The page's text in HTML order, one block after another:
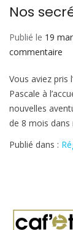
Nos
Publié le 19
commentaire
Vous aviez pris
Pascale à
nouvelles
de 8 mois
Publié dans :